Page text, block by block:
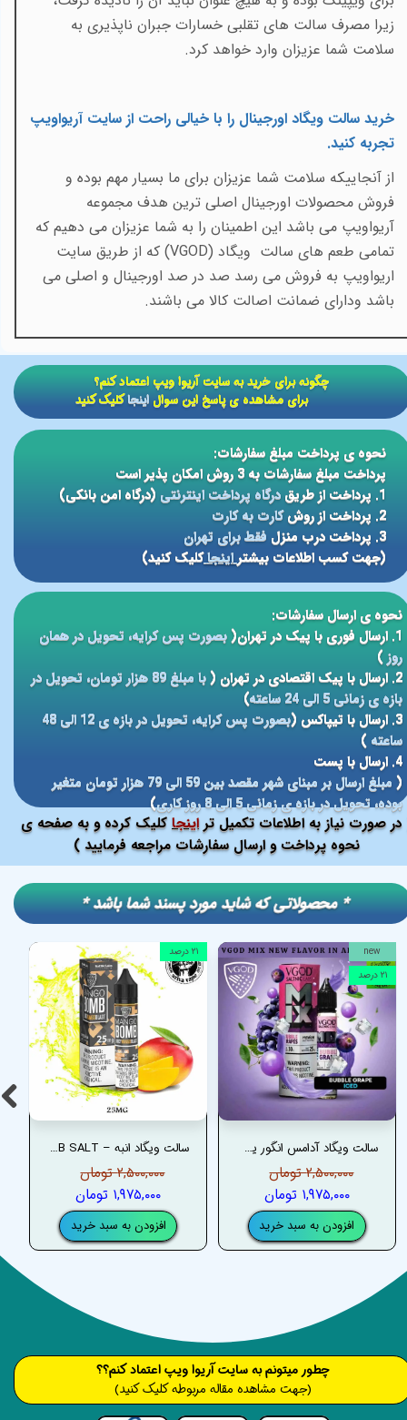
زیرا مصرف سالت های تقلبی خسارات جبران ناپذیری به
سلامت شما عزیزان وارد خواهد کرد.
خرید سالت ویگاد اورجینال را با خیالی راحت از سایت آریواویپ
تجربه کنید.
از آنجاییکه سلامت شما عزیزان برای ما بسیار مهم بوده و
فروش محصولات اورجینال اصلی ترین هدف مجموعه
آریواویپ می باشد این اطمینان را به شما عزیزان می دهیم که
تمامی طعم های سالت ویگاد (VGOD) که از طریق سایت
اریواویپ به فروش می رسد صد در صد اورجینال و اصلی می
باشد ودارای ضمانت اصالت کالا می باشند.
صورت نیاز به اطلاعات تکمیل تراینجا کلیک کرده و به صفحه ی
نحوه پرداخت و ارسال سفارشات مراجعه فرمایید )
نحوه ی پرداخت مبلغ سفارشات:
پرداخت مبلغ سفارشات به 3 روش امکان پذیر است
1. پرداخت از طریق
درگاه پرداخت اینترنتی(درگاه امن بانکی)
2. پرداخت از روش
کارت به کارت
3. پرداخت درب منزل
فقط برای تهران
(جهت کسب اطلاعات بیشتر اینجاکلیک کنید)
نحوه ی ارسال سفارشات:
1. ارسال فوری با پیک در تهران(
بصورت پس کرایه، تحویل در همان
روز)
2. ارسال با پیک اقتصادی در تهران (
با مبلغ 89 هزار تومان، تحویل در
بازه ی زمانی 5 الی 24 ساعته
)
3. ارسال با تیپاکس (
بصورت پس کرایه، تحویل در بازه ی 12 الی 48
ساعته )
4. ارسال با پست
(
مبلغ ارسال بر مبنای شهر مقصد بین 59 الی 79 هزار تومان متغیر
بوده، تحویل در بازه ی زمانی 5 الی 8 روز کاری
)
​​چگونه برای خرید به سایت آریوا ویپ اعتماد کنم؟
برای مشاهده ی پاسخ این سوالاینجاکلیک کنید
سالت ویگاد انبه – VGOD MANGO BOMB SALT
۲,۵۰۰,۰۰۰ تومان
۱,۹۷۵,۰۰۰ تومان
افزودن به سبد خرید
۲۱ درصد
سالت ویگاد آدامس انگور یخ – VGOD BUBBLE GRAPE ICED MIX SERIES SALT
۲,۵۰۰,۰۰۰ تومان
۱,۹۷۵,۰۰۰ تومان
افزودن به سبد خرید
new
۲۱ درصد
​​* محصولاتی که شاید مورد پسند شما باشد *
​​​چطور میتونم به سایت آریوا ویپ اعتماد کنم؟؟
(جهت مشاهده مقاله مربوطه کلیک کنید)